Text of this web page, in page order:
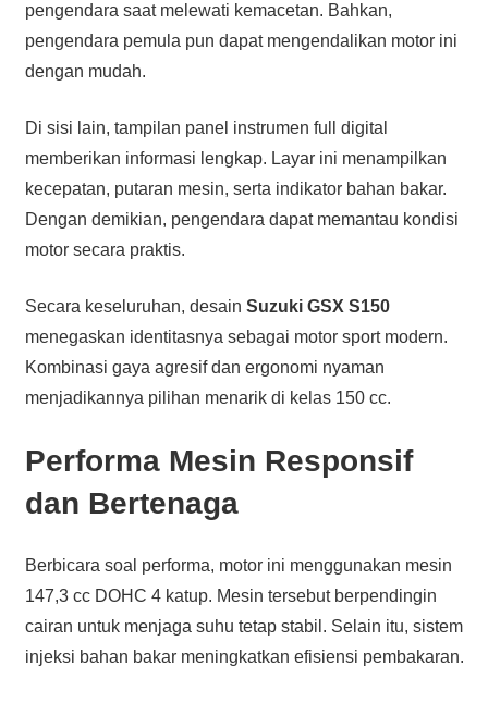
pengendara saat melewati kemacetan. Bahkan,
pengendara pemula pun dapat mengendalikan motor ini
dengan mudah.
Di sisi lain, tampilan panel instrumen full digital
memberikan informasi lengkap. Layar ini menampilkan
kecepatan, putaran mesin, serta indikator bahan bakar.
Dengan demikian, pengendara dapat memantau kondisi
motor secara praktis.
Secara keseluruhan, desain Suzuki GSX S150
menegaskan identitasnya sebagai motor sport modern.
Kombinasi gaya agresif dan ergonomi nyaman
menjadikannya pilihan menarik di kelas 150 cc.
Performa Mesin Responsif
dan Bertenaga
Berbicara soal performa, motor ini menggunakan mesin
147,3 cc DOHC 4 katup. Mesin tersebut berpendingin
cairan untuk menjaga suhu tetap stabil. Selain itu, sistem
injeksi bahan bakar meningkatkan efisiensi pembakaran.